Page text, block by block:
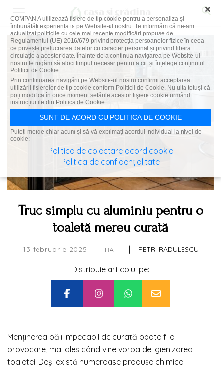
Truc simplu cu aluminiu pentru o
toaletă mereu curată
13 februarie 2025 | BAIE | PETRI RADULESCU
Distribuie articolul pe:
Menținerea băii impecabil de curată poate fi o
provocare, mai ales când vine vorba de igienizarea
toaletei. Deși există numeroase produse chimice
×
COMPANIA utilizează fişiere de tip cookie pentru a personaliza și
îmbunătăți experiența ta pe Website-ul nostru. Te informăm că ne-am
actualizat politicile cu cele mai recente modificări propuse de
Regulamentul (UE) 2016/679 privind protecția persoanelor fizice în ceea
ce privește prelucrarea datelor cu caracter personal și privind libera
circulație a acestor date. Înainte de a continua navigarea pe Website-ul
nostru te rugăm să aloci timpul necesar pentru a citi și înțelege conținutul
Politicii de Cookie.
Prin continuarea navigării pe Website-ul nostru confirmi acceptarea
utilizării fişierelor de tip cookie conform Politicii de Cookie. Nu uita totuși că
poți modifica în orice moment setările acestor fişiere cookie urmând
instrucțiunile din Politica de Cookie.
SUNT DE ACORD CU POLITICA DE COOKIE
Puteți merge chiar acum și să vă exprimați acordul individual la nivel de
cookie:
Politica de colectare acord cookie
Politica de confidențialitate